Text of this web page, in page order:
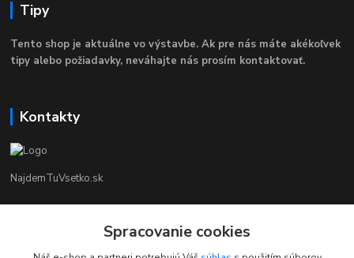
Tipy
Tento shop je aktuálne vo výstavbe. Ak pre nás máte akékoľvek
tipy alebo požiadavky, neváhajte nás prosím kontaktovať.
Kontakty
NajdemTuVsetko.sk
+421 902250190
Spracovanie cookies